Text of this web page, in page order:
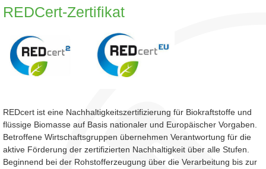
REDCert-Zertifikat
REDcert ist eine Nachhaltigkeitszertifizierung für Biokraftstoffe und
flüssige Biomasse auf Basis nationaler und Europäischer Vorgaben.
Betroffene Wirtschaftsgruppen übernehmen Verantwortung für die
aktive Förderung der zertifizierten Nachhaltigkeit über alle Stufen.
Beginnend bei der Rohstofferzeugung über die Verarbeitung bis zur